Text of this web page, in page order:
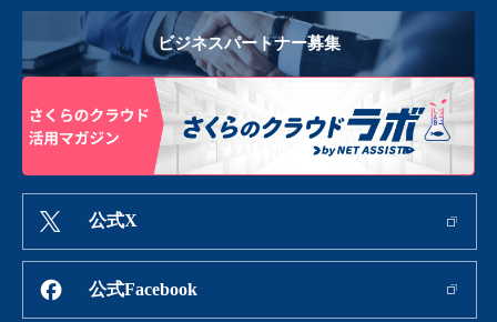
ビジネスパートナー募集
公式X
公式Facebook